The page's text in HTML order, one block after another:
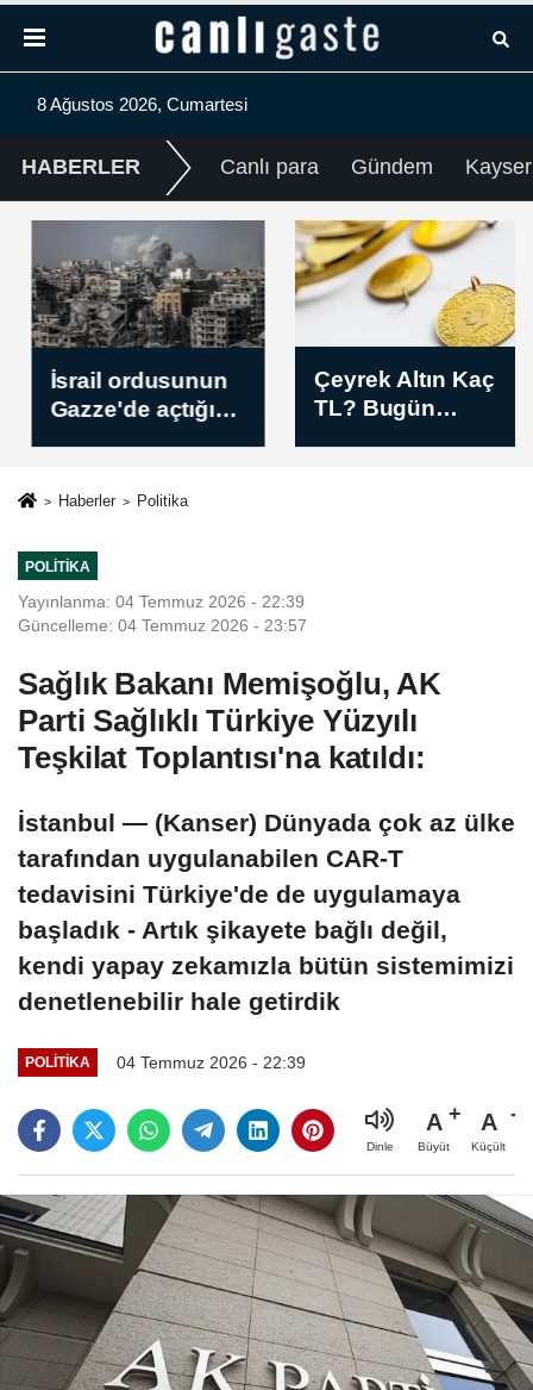
8 Ağustos 2026, Cumartesi
HABERLER Canlı para Gündem
İsrail ordusunun
Gazze'de açtığı
Çeyrek Altın Kaç
TL? Bugün
Haberler Politika
POLITIKA
Yayınlanma: 04 Temmuz 2026 - 22:39
Güncelleme: 04 Temmuz 2026 - 23:57
Sağlık Bakanı Memişoğlu, AK
Parti Sağlıklı Türkiye Yüzyılı
Teşkilat Toplantısı'na katıldı:
İstanbul — (Kanser) Dünyada çok az ülke
tarafından uygulanabilen CAR-T
tedavisini Türkiye'de de uygulamaya
başladık - Artık şikayete bağlı değil,
kendi yapay zekamızla bütün sistemimizi
denetlenebilir hale getirdik
POLITIKA 04 Temmuz 2026 - 22:39
Dinle
A
Büyüt
A
Küçült